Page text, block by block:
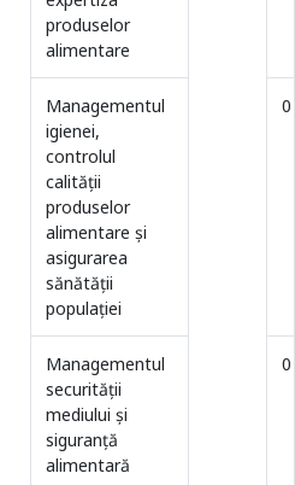
produselor
alimentare
Managementul
igienei,
controlul
calităţii
produselor
alimentare şi
asigurarea
sănătăţii
populaţiei
0
Managementul
securității
mediului și
siguranță
alimentară
0